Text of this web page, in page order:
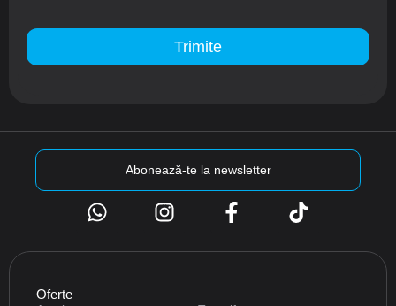
Trimite
Abonează-te la newsletter
Oferte